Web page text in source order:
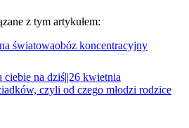
z tym artykułem:
światowaobóz koncentracyjny
na dziś||26 kwietnia
czyli od czego młodzi rodzice